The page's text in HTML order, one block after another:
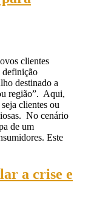
clientes
definição
destinado a
região”. Aqui,
clientes ou
No cenário
de um
Este
a crise e